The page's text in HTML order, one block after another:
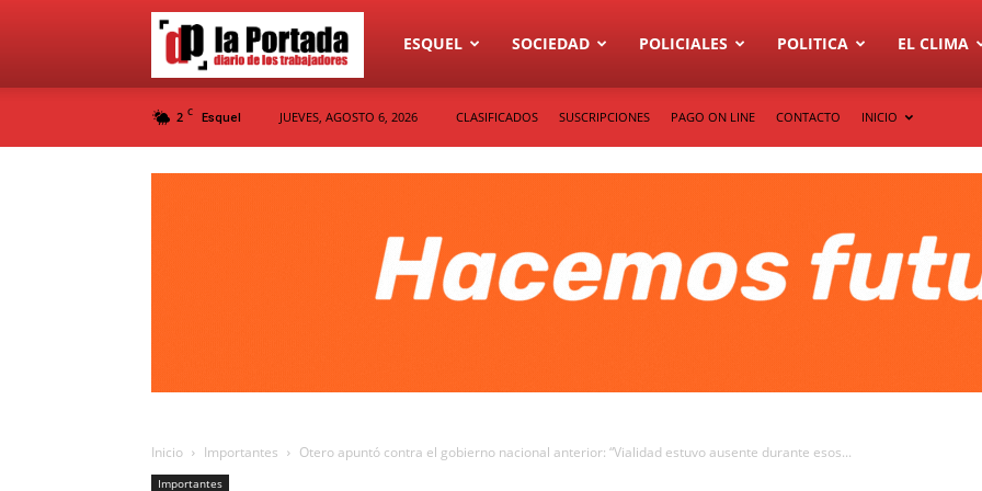
Diario
La
ESQUEL SOCIEDAD POLICIALES POLITICA EL CLIMA
2 C Esquel JUEVES, AGOSTO 6, 2026 CLASIFICADOS SUSCRIPCIONES PAGO ON LINE CONTACTO INICIO
Inicio Importantes Otero apuntó contra el gobierno nacional anterior: “Vialidad estuvo ausente durante esos...
Importantes